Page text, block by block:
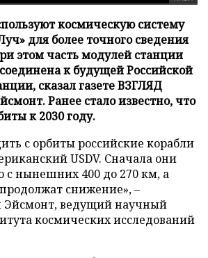
космическую систему
для более точного сведения
этом часть модулей станции
к будущей Российской
сказал газете ВЗГЛЯД
Ранее стало известно, что
к 2030 году.
с орбиты российские корабли
USDV. Сначала они
с нынешних 400 до 270 км, а
снижение», –
Эйсмонт, ведущий научный
космических исследований